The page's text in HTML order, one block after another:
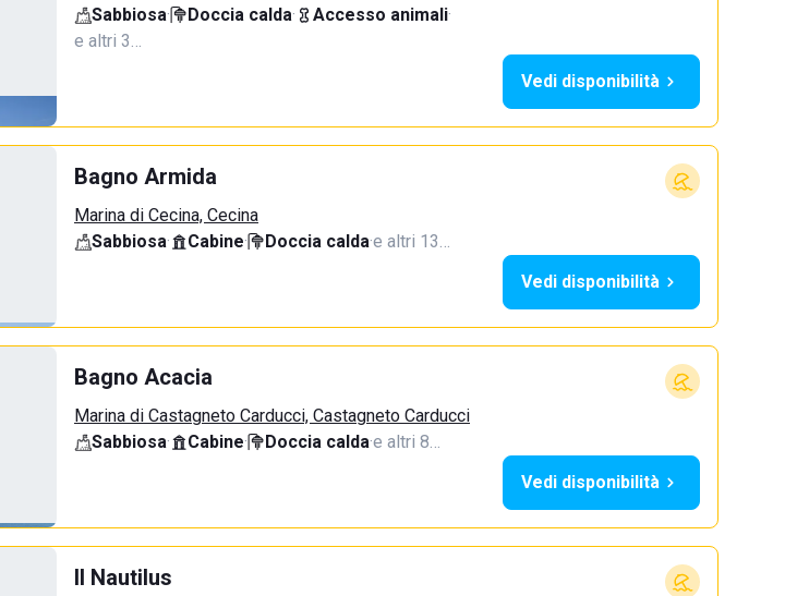
Sabbiosa· Doccia calda· Accesso animali·
e altri 3…
Vedi disponibilità
Bagno Armida
Marina di Cecina, Cecina
Sabbiosa· Cabine· Doccia calda·e altri 13…
Vedi disponibilità
Bagno Acacia
Marina di Castagneto Carducci, Castagneto Carducci
Sabbiosa· Cabine· Doccia calda·e altri 8…
Vedi disponibilità
Il Nautilus